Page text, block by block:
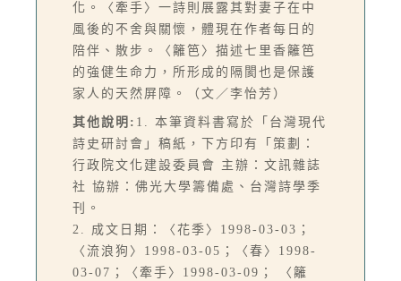
化。〈牽手〉一詩則展露其對妻子在中
風後的不舍與關懷，體現在作者每日的
陪伴、散步。〈籬笆〉描述七里香籬笆
的強健生命力，所形成的隔閡也是保護
家人的天然屏障。（文／李怡芳）
其他說明: 1. 本筆資料書寫於「台灣現代
詩史研討會」稿紙，下方印有「策劃：
行政院文化建設委員會 主辦：文訊雜誌
社 協辦：佛光大學籌備處、台灣詩學季
刊。
2. 成文日期：〈花季〉1998-03-03；
〈流浪狗〉1998-03-05；〈春〉1998-
03-07；〈牽手〉1998-03-09； 〈籬